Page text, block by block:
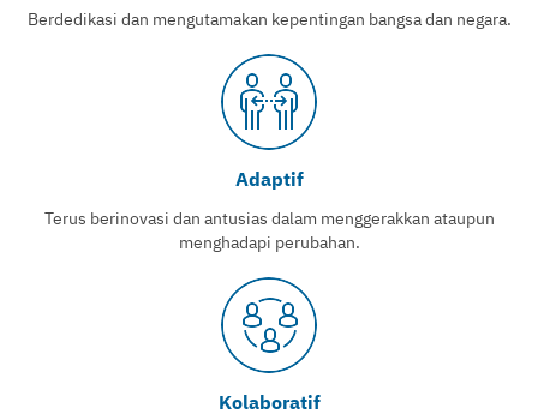
Berdedikasi dan mengutamakan kepentingan bangsa dan negara.
Adaptif
Terus berinovasi dan antusias dalam menggerakkan ataupun
menghadapi perubahan.
Kolaboratif